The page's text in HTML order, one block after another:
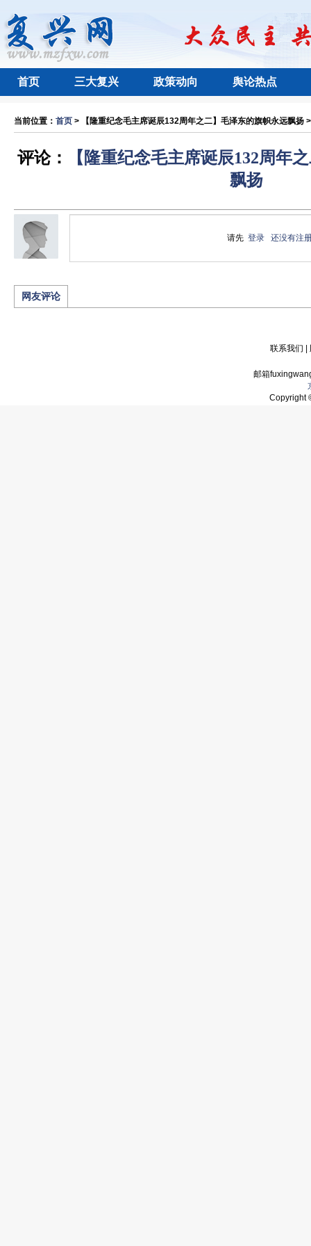
首页 三大复兴 政策动向 舆论热点
当前位置： 首页 > 【隆重纪念毛主席诞辰132周年之二】毛泽东的旗帜永远飘扬
评论：
【隆重纪念毛主席诞辰132周年
飘扬
请先登录 还没有注
网友评论
联系我们
邮箱
Copyright